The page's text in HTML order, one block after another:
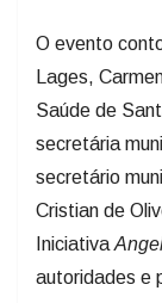
Lages,
Saúde de
secretária
secretário
Cristian de
Iniciativa
autoridades e